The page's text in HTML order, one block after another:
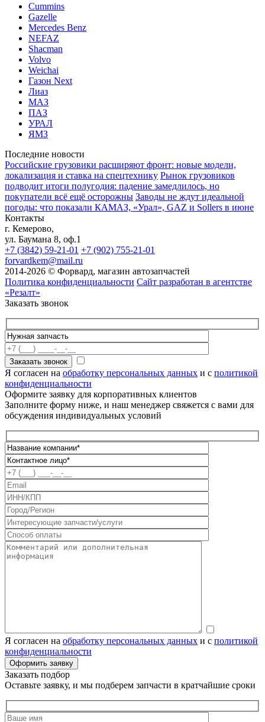
Cummins
Gazelle
Mercedes Benz
NEFAZ
Shacman
Volvo
Weichai
Газон Next
Лиаз
МАЗ
ПАЗ
УРАЛ
ЯМЗ
Последние новости
Российские грузовики расширяют фронт: новые модели,
локализация и ставка на спецтехнику Рынок грузовиков
подводит итоги полугодия: падение замедлилось, но
покупатели всё ещё осторожны Заводы не ждут идеальной
погоды: что показали КАМАЗ, «Урал», GAZ и Sollers в июне
Контакты
г. Кемерово,
ул. Баумана 8, оф.1
+7 (3842) 59-21-01 +7 (902) 755-21-01
forvardkem@mail.ru
2014-2026 © Форвард, магазин автозапчастей
Политика конфиденциальности Сайт разработан в агентстве
«Резалт»
Заказать звонок
Я согласен на обработку персональных данных и с политикой
конфиденциальности
Оформите заявку для корпоративных клиентов
Заполните форму ниже, и наш менеджер свяжется с вами для
обсуждения индивидуальных условий
Я согласен на обработку персональных данных и с политикой
конфиденциальности
Заказать подбор
Оставьте заявку, и мы подберем запчасти в кратчайшие сроки